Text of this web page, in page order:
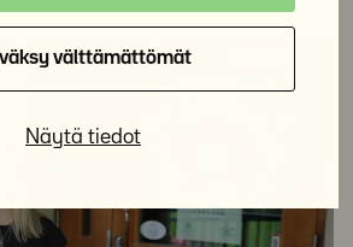
välttämättömät
Näytä tiedot